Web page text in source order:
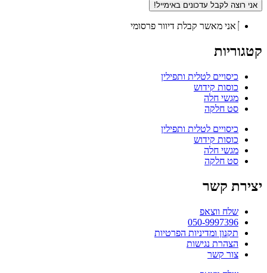
אני רוצה לקבל עדכונים באימייל!
אני מאשר קבלת דיוור פרסומי
קטגוריות
כיסויים לטלית ותפילין
כוסות קידוש
מגשי חלה
סט חלקה
כיסויים לטלית ותפילין
כוסות קידוש
מגשי חלה
סט חלקה
יצירת קשר
שלח ווצאפ
050-9997396
תקנון ומדיניות הפרטיות
הצהרת נגישות
צור קשר